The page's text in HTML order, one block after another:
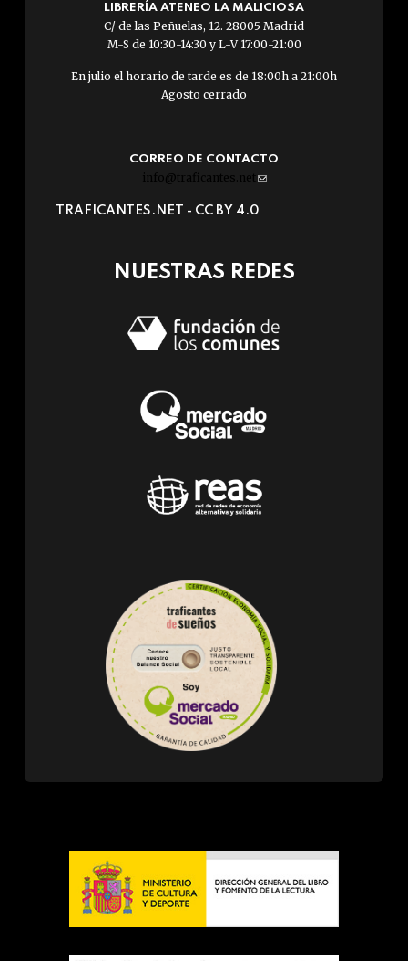
LIBRERÍA ATENEO LA MALICIOSA
C/ de las Peñuelas, 12. 28005 Madrid
M-S de 10:30-14:30 y L-V 17:00-21:00
En julio el horario de tarde es de 18:00h a 21:00h
Agosto cerrado
CORREO DE CONTACTO
info@traficantes.net (link
e-
TRAFICANTES.NET - CC BY 4.0
NUESTRAS REDES